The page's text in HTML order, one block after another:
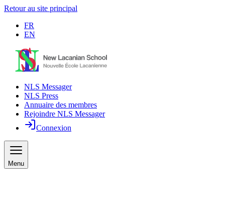
Retour au site principal
FR
EN
NLS Messager
NLS Press
Annuaire des membres
Rejoindre NLS Messager
Connexion
Menu